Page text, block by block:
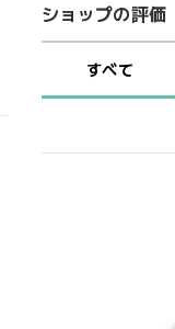
ショップの評価
すべて